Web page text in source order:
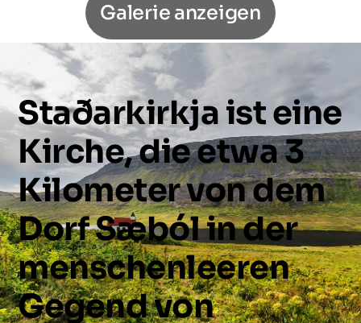
Galerie anzeigen
Staðarkirkjaisteine
Kirche,dieetwa3
Kilometervondem
DorfSæbólinder
menschenleeren
Gegendvon